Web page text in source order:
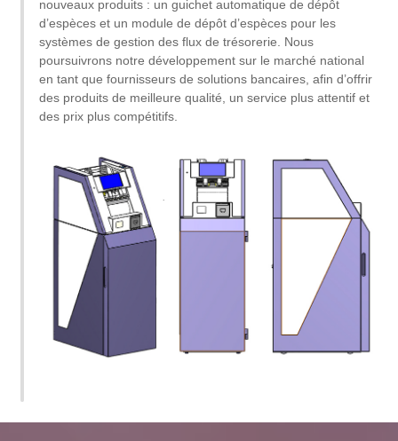
nouveaux produits : un guichet automatique de dépôt
d’espèces et un module de dépôt d’espèces pour les
systèmes de gestion des flux de trésorerie. Nous
poursuivrons notre développement sur le marché national
en tant que fournisseurs de solutions bancaires, afin d’offrir
des produits de meilleure qualité, un service plus attentif et
des prix plus compétitifs.